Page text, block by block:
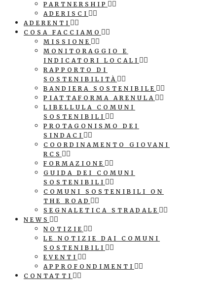
PARTNERSHIP
ADERISCI
ADERENTI
COSA FACCIAMO
MISSIONE
MONITORAGGIO E
INDICATORI LOCALI
RAPPORTO DI
SOSTENIBILITÀ
BANDIERA SOSTENIBILE
PIATTAFORMA ARENULA
LIBELLULA COMUNI
SOSTENIBILI
PROTAGONISMO DEI
SINDACI
COORDINAMENTO GIOVANI
RCS
FORMAZIONE
GUIDA DEI COMUNI
SOSTENIBILI
COMUNI SOSTENIBILI ON
THE ROAD
SEGNALETICA STRADALE
NEWS
NOTIZIE
LE NOTIZIE DAI COMUNI
SOSTENIBILI
EVENTI
APPROFONDIMENTI
CONTATTI